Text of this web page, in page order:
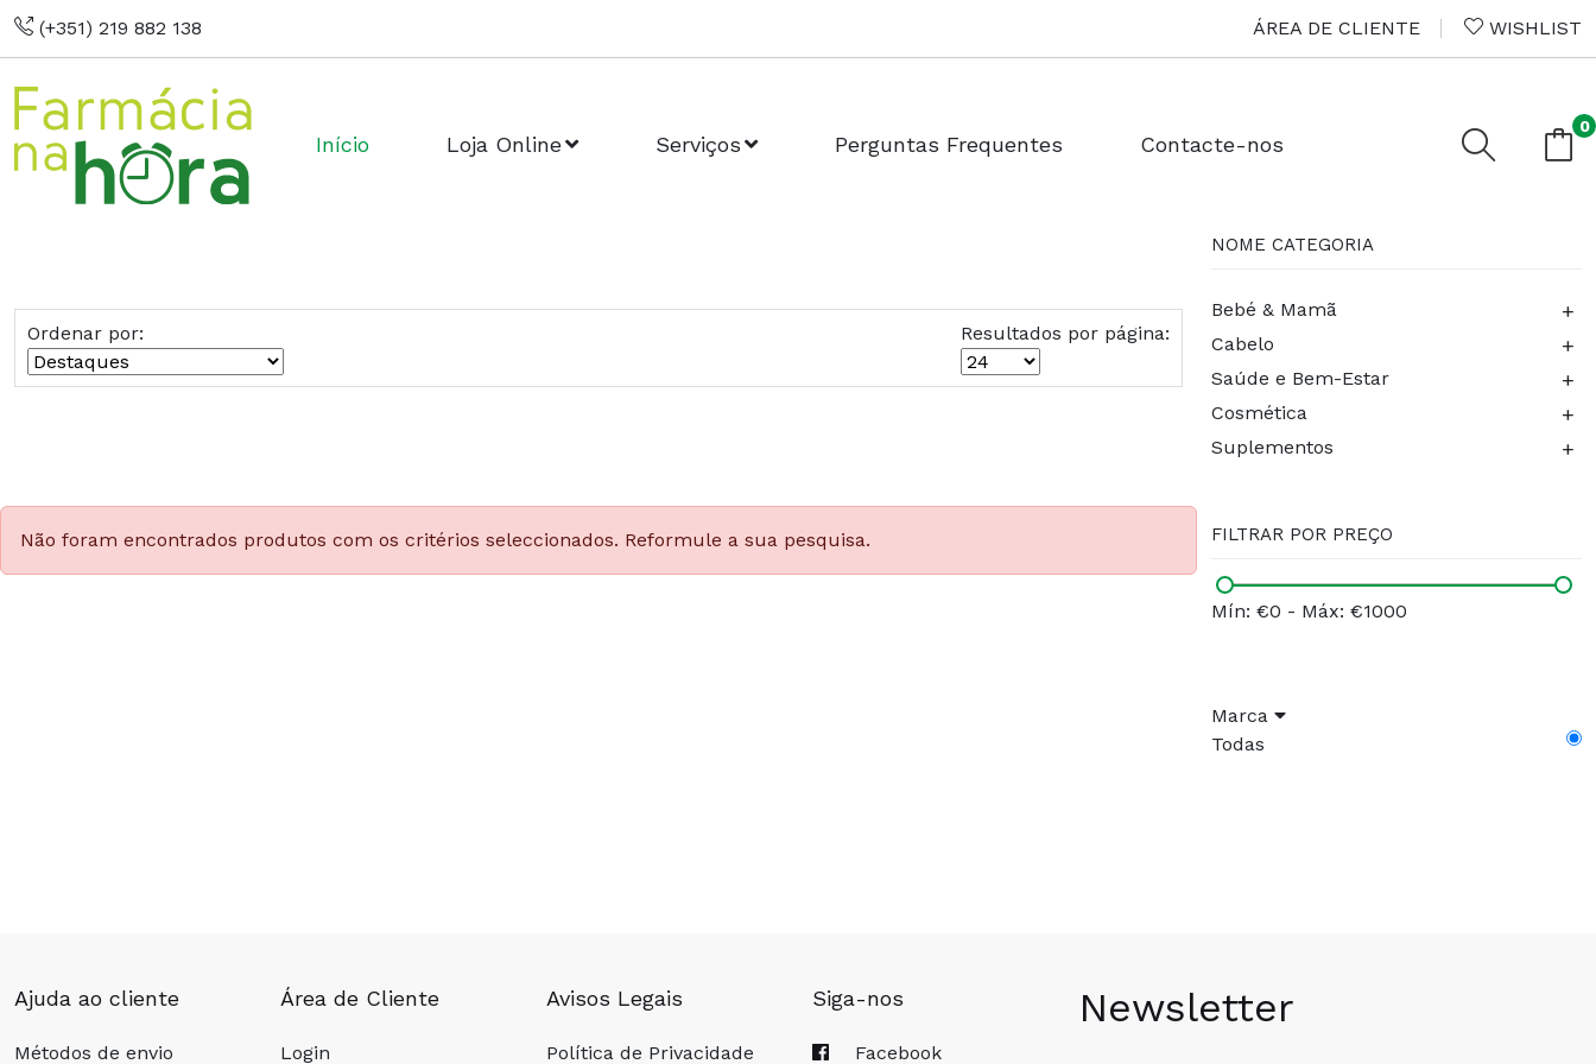
(+351) 219 882 138 ÁREA DE CLIENTE WISHLIST
Início Loja Online Serviços Perguntas Frequentes Contacte-nos
0
Ordenar por: Resultados por página:
Não foram encontrados produtos com os critérios seleccionados. Reformule a sua pesquisa.
NOME CATEGORIA
Bebé & Mamã +
Cabelo +
Saúde e Bem-Estar +
Cosmética +
Suplementos +
FILTRAR POR PREÇO
Mín: €0 - Máx: €1000
Marca
Todas
Ajuda ao cliente
Métodos de envio
Área de Cliente
Login
Avisos Legais
Política de Privacidade
Siga-nos
Facebook
Newsletter